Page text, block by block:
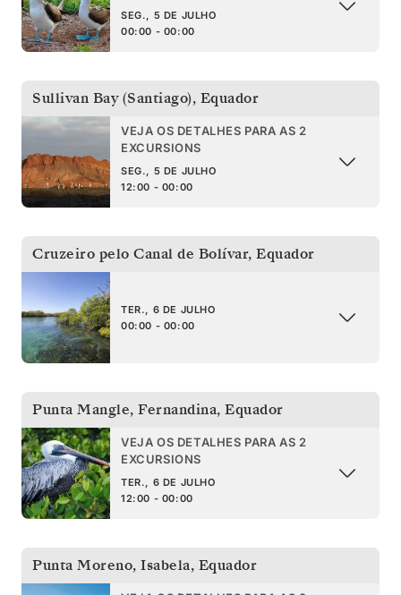
SEG., 5 DE JULHO
00:00 - 00:00
Sullivan Bay (Santiago), Equador
VEJA OS DETALHES PARA AS 2
EXCURSIONS
SEG., 5 DE JULHO
12:00 - 00:00
Cruzeiro pelo Canal de Bolívar, Equador
TER., 6 DE JULHO
00:00 - 00:00
Punta Mangle, Fernandina, Equador
VEJA OS DETALHES PARA AS 2
EXCURSIONS
TER., 6 DE JULHO
12:00 - 00:00
Punta Moreno, Isabela, Equador